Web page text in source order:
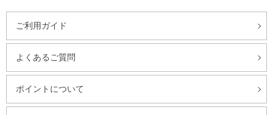
ご利用ガイド
よくあるご質問
ポイントについて